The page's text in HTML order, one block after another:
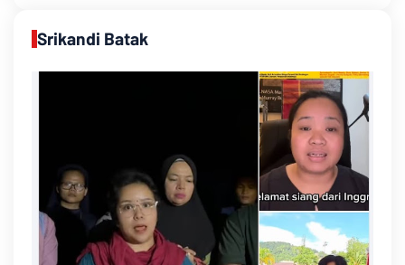
Srikandi Batak